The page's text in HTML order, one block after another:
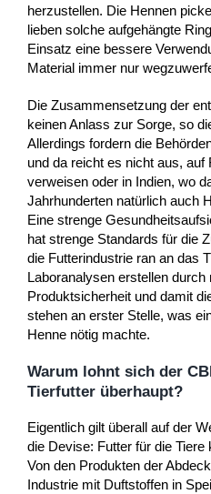
herzustellen. Die Hennen
lieben solche aufgehängte
Einsatz eine bessere
Material immer nur
Die Zusammensetzung der
keinen Anlass zur Sorge, so
Allerdings fordern die
und da reicht es nicht aus,
verweisen oder in Indien, wo
Jahrhunderten natürlich auch
Eine strenge
hat strenge Standards für die
die Futterindustrie ran an das
Laboranalysen erstellen
Produktsicherheit und damit
stehen an erster Stelle, was
Henne nötig machte.
Warum lohnt sich der
Tierfutter überhaupt?
Eigentlich gilt überall auf der
die Devise: Futter für die Tiere
Von den Produkten der
Industrie mit Duftstoffen in